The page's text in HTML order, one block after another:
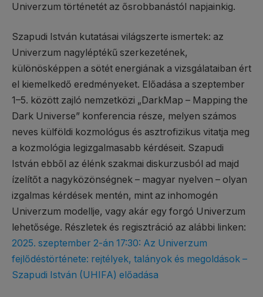
Univerzum történetét az ősrobbanástól napjainkig.
Szapudi István kutatásai világszerte ismertek: az
Univerzum nagyléptékű szerkezetének,
különösképpen a sötét energiának a vizsgálataiban ért
el kiemelkedő eredményeket. Előadása a szeptember
1–5. között zajló nemzetközi „DarkMap – Mapping the
Dark Universe” konferencia része, melyen számos
neves külföldi kozmológus és asztrofizikus vitatja meg
a kozmológia legizgalmasabb kérdéseit. Szapudi
István ebből az élénk szakmai diskurzusból ad majd
ízelítőt a nagyközönségnek – magyar nyelven – olyan
izgalmas kérdések mentén, mint az inhomogén
Univerzum modellje, vagy akár egy forgó Univerzum
lehetősége. Részletek és regisztráció az alábbi linken:
2025. szeptember 2-án 17:30: Az Univerzum
fejlődéstörténete: rejtélyek, talányok és megoldások –
Szapudi István (UHIFA) előadása